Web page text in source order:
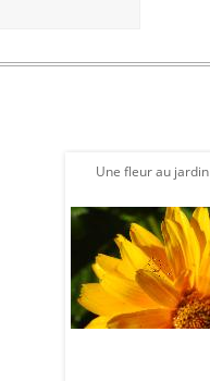
Une fleur au jardin